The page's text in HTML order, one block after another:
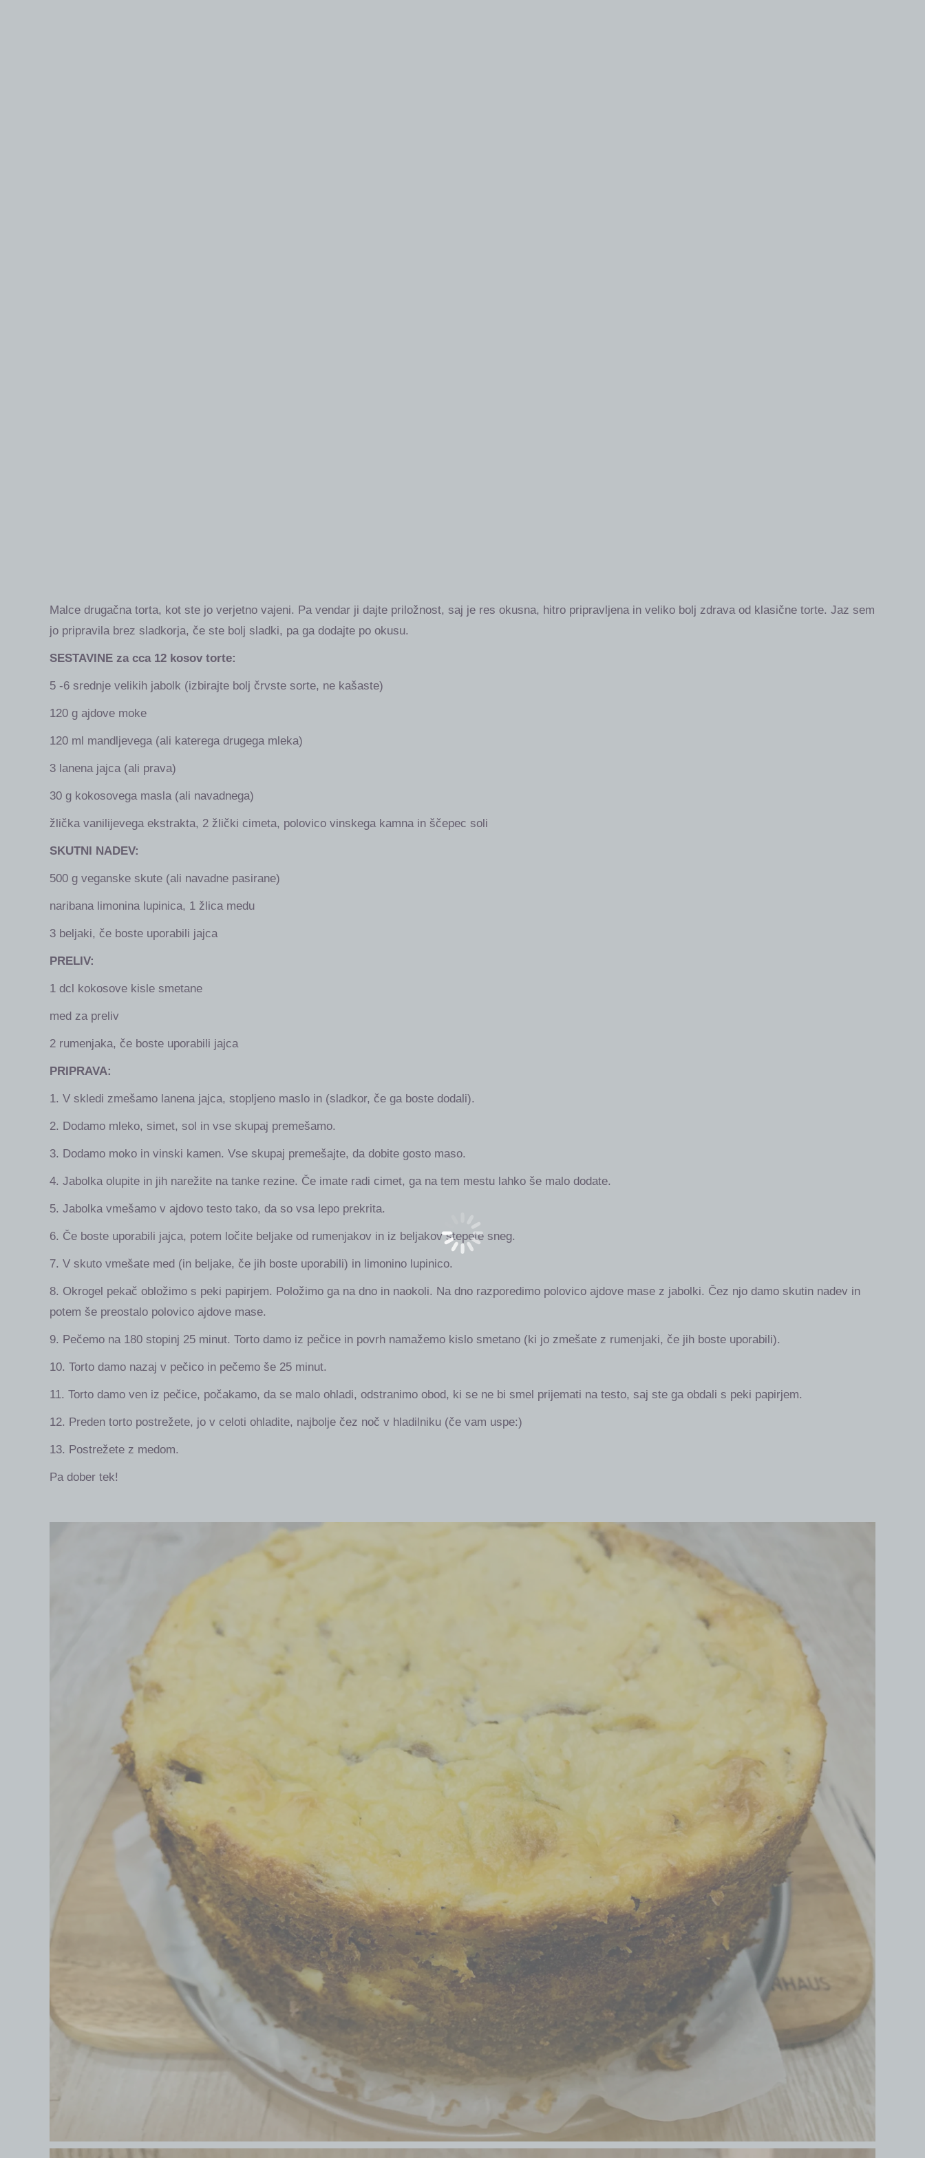
Malce drugačna torta, kot ste jo verjetno vajeni. Pa vendar ji dajte priložnost, saj je res okusna, hitro pripravljena in veliko bolj zdrava od klasične torte. Jaz sem
jo pripravila brez sladkorja, če ste bolj sladki, pa ga dodajte po okusu.
SESTAVINE za cca 12 kosov torte:
5 -6 srednje velikih jabolk (izbirajte bolj črvste sorte, ne kašaste)
120 g ajdove moke
120 ml mandljevega (ali katerega drugega mleka)
3 lanena jajca (ali prava)
30 g kokosovega masla (ali navadnega)
žlička vanilijevega ekstrakta, 2 žlički cimeta, polovico vinskega kamna in ščepec soli
SKUTNI NADEV:
500 g veganske skute (ali navadne pasirane)
naribana limonina lupinica, 1 žlica medu
3 beljaki, če boste uporabili jajca
PRELIV:
1 dcl kokosove kisle smetane
med za preliv
2 rumenjaka, če boste uporabili jajca
PRIPRAVA:
1. V skledi zmešamo lanena jajca, stopljeno maslo in (sladkor, če ga boste dodali).
2. Dodamo mleko, simet, sol in vse skupaj premešamo.
3. Dodamo moko in vinski kamen. Vse skupaj premešajte, da dobite gosto maso.
4. Jabolka olupite in jih narežite na tanke rezine. Če imate radi cimet, ga na tem mestu lahko še malo dodate.
5. Jabolka vmešamo v ajdovo testo tako, da so vsa lepo prekrita.
6. Če boste uporabili jajca, potem ločite beljake od rumenjakov in iz beljakov stepete sneg.
7. V skuto vmešate med (in beljake, če jih boste uporabili) in limonino lupinico.
8. Okrogel pekač obložimo s peki papirjem. Položimo ga na dno in naokoli. Na dno razporedimo polovico ajdove mase z jabolki. Čez njo damo skutin nadev in
potem še preostalo polovico ajdove mase.
9. Pečemo na 180 stopinj 25 minut. Torto damo iz pečice in povrh namažemo kislo smetano (ki jo zmešate z rumenjaki, če jih boste uporabili).
10. Torto damo nazaj v pečico in pečemo še 25 minut.
11. Torto damo ven iz pečice, počakamo, da se malo ohladi, odstranimo obod, ki se ne bi smel prijemati na testo, saj ste ga obdali s peki papirjem.
12. Preden torto postrežete, jo v celoti ohladite, najbolje čez noč v hladilniku (če vam uspe:)
13. Postrežete z medom.
Pa dober tek!